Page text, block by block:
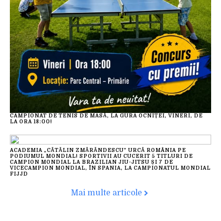
CAMPIONAT DE TENIS DE MASĂ, LA GURA OCNIȚEI, VINERI, DE
LA ORA 18:00!
ACADEMIA „CĂTĂLIN ZMĂRĂNDESCU” URCĂ ROMÂNIA PE
PODIUMUL MONDIAL! SPORTIVII AU CUCERIT 5 TITLURI DE
CAMPION MONDIAL LA BRAZILIAN JIU-JITSU ȘI 7 DE
VICECAMPION MONDIAL, ÎN SPANIA, LA CAMPIONATUL MONDIAL
FIJJD
Mai multe articole